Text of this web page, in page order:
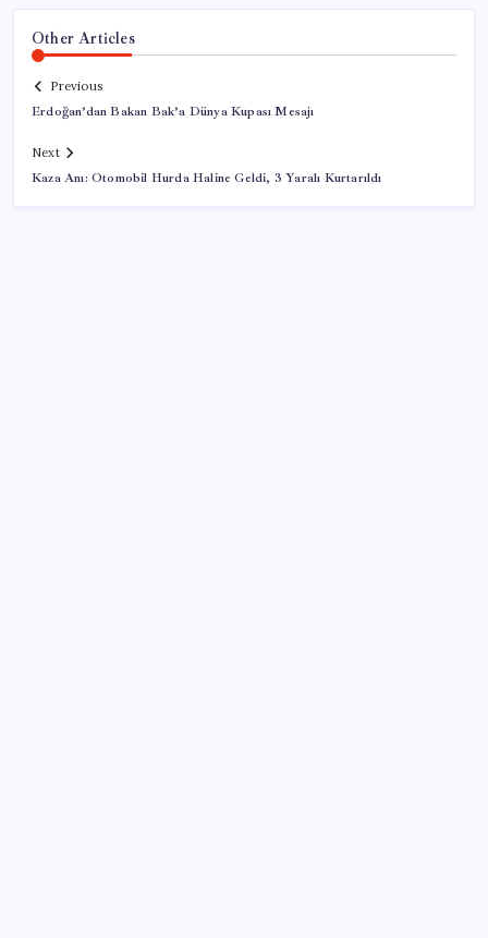
Other Articles
Previous
Erdoğan’dan Bakan Bak’a Dünya Kupası Mesajı
Next
Kaza Anı: Otomobil Hurda Haline Geldi, 3 Yaralı Kurtarıldı